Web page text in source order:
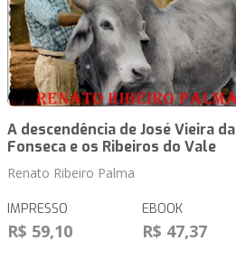
A descendência de José Vieira da
Fonseca e os Ribeiros do Vale
Renato Ribeiro Palma
IMPRESSO
R$ 59,10
EBOOK
R$ 47,37